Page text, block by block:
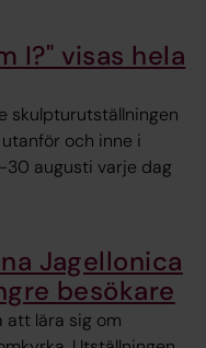
I?" visas hela
skulpturutställningen
och inne i
30 augusti varje dag
Jagellonica
besökare
att lära sig om